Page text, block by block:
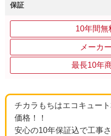
保証
10年間無
メーカ
最長10年
チカラもちはエコキュー
価格！！
安心の10年保証込で工事